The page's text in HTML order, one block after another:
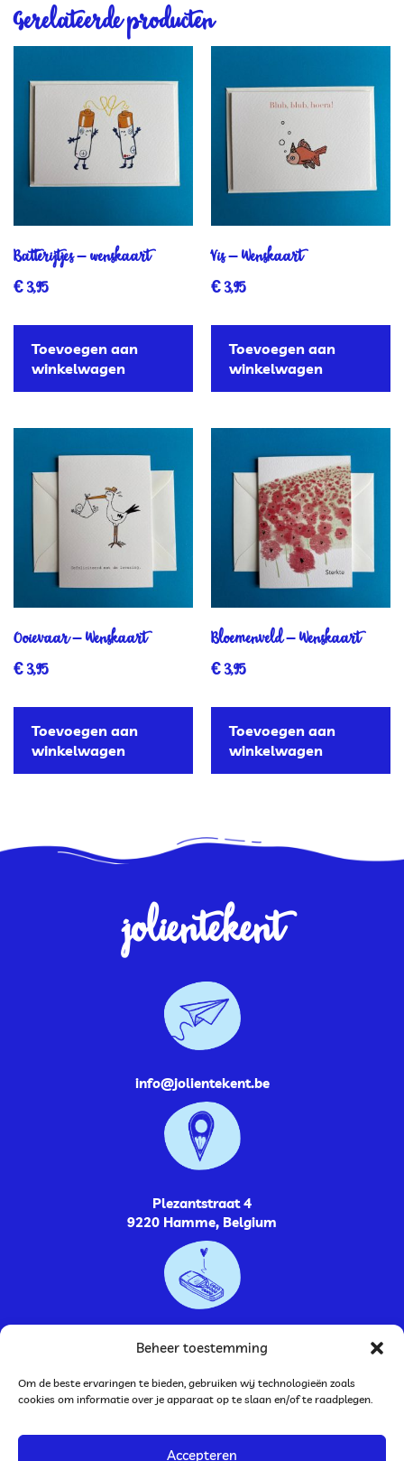
Beheer toestemming
Om de beste ervaringen te bieden, gebruiken wij technologieën zoals
cookies om informatie over je apparaat op te slaan en/of te raadplegen.
Accepteren
Gerelateerde producten
Batterijtjes – wenskaart
€3,95
Toevoegen aan
winkelwagen
Vis – Wenskaart
€3,95
Toevoegen aan
winkelwagen
Ooievaar – Wenskaart
€3,95
Toevoegen aan
winkelwagen
Bloemenveld – Wenskaart
€3,95
Toevoegen aan
winkelwagen
jolientekent
info@jolientekent.be
Plezantstraat 4
9220 Hamme, Belgium
0485264448